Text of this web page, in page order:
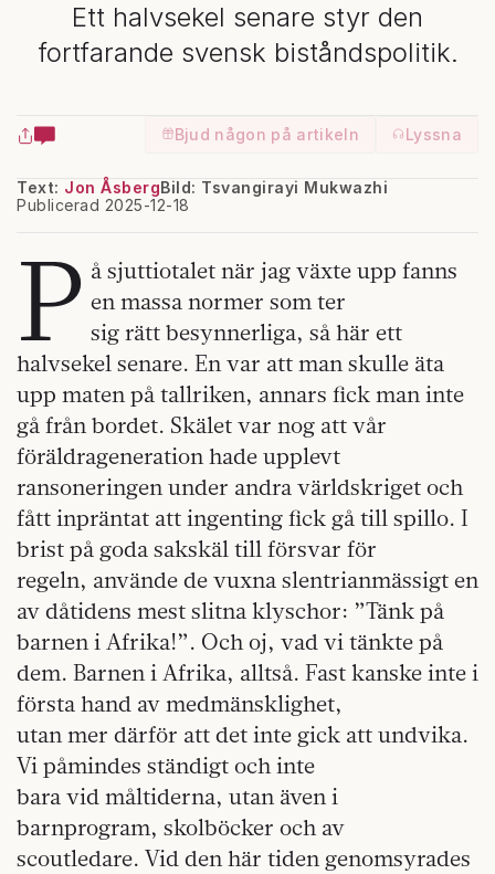
Ett halvsekel senare styr den
fortfarande svensk biståndspolitik.
Bjud någon på artikeln Lyssna
Text: Jon Åsberg
Publicerad 2025-12-18
Bild: Tsvangirayi Mukwazhi
P å sjuttiotalet när jag växte upp fanns
en massa normer som ter
sig rätt besynnerliga, så här ett
halvsekel senare. En var att man skulle äta
upp maten på tallriken, annars fick man inte
gå från bordet. Skälet var nog att vår
föräldrageneration hade upplevt
ransoneringen under andra världskriget och
fått inpräntat att ingenting fick gå till spillo. I
brist på goda sakskäl till försvar för
regeln, använde de vuxna slentrianmässigt en
av dåtidens mest slitna klyschor: ”Tänk på
barnen i Afrika!”. Och oj, vad vi tänkte på
dem. Barnen i Afrika, alltså. Fast kanske inte i
första hand av medmänsklighet,
utan mer därför att det inte gick att undvika.
Vi påmindes ständigt och inte
bara vid måltiderna, utan även i
barnprogram, skolböcker och av
scoutledare. Vid den här tiden genomsyrades